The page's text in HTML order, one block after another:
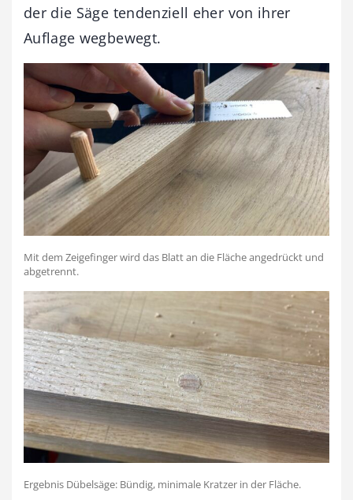
der die Säge tendenziell eher von ihrer
Auflage wegbewegt.
Mit dem Zeigefinger wird das Blatt an die Fläche angedrückt und
abgetrennt.
Ergebnis Dübelsäge: Bündig, minimale Kratzer in der Fläche.